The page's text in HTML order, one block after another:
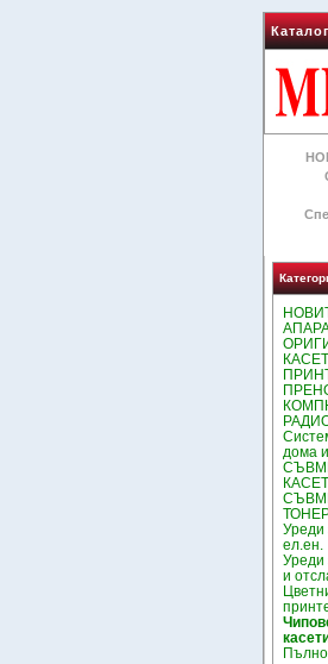
дома
Уреди
ел.ен.
Уреди
и